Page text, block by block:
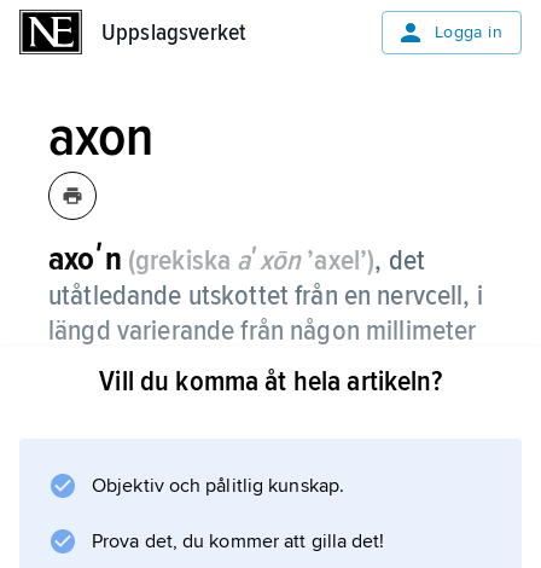
Uppslagsverket Logga in
axon
axoʹn (grekiska aʹxōn’axel’), det
utåtledande utskottet från en nervcell, i
längd varierande från någon millimeter
till ca 1 m.
muskelcell eller en körtelcell. Axonet är ofta
dendrit
Vill du komma åt hela artikeln?
Objektiv och pålitlig kunskap.
Prova det, du kommer att gilla det!